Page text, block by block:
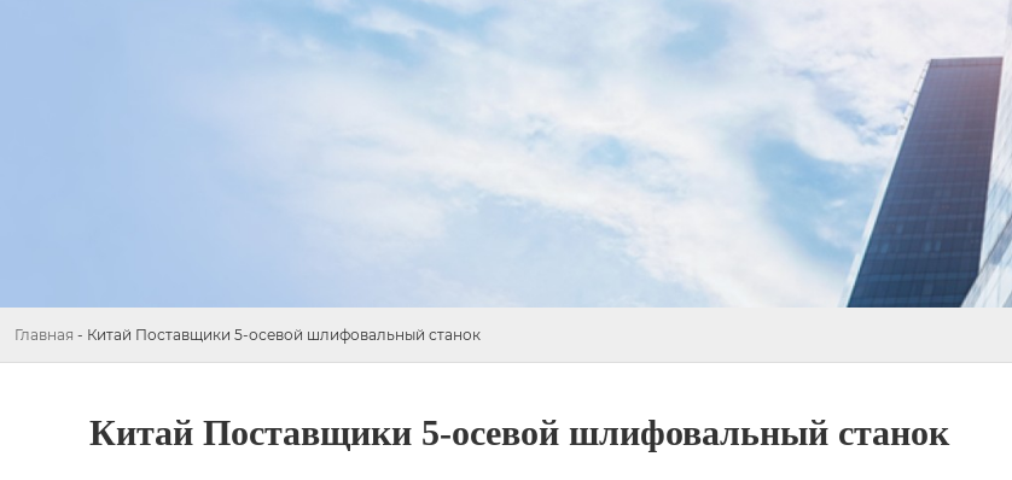
Главная - Китай Поставщики 5-осевой шлифовальный станок
Китай Поставщики 5-осевой шлифовальный станок